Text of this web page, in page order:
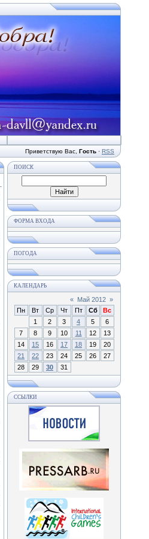
Приветствую Вас Гость · RSS
ПОИСК
ФОРМА ВХОДА
ПОГОДА
КАЛЕНДАРЬ
« Май 2012 »
Пн
Вт Ср Чт Пт Сб
Вс
1
2 3 4 5
6
7
8 9 10 11 12
13
14
15 16 17 18 19
20
21
22 23 24 25 26
27
28
29 30 31
ССЫЛКИ